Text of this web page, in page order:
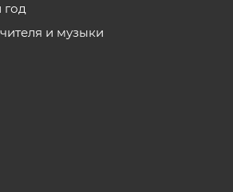
и музыки